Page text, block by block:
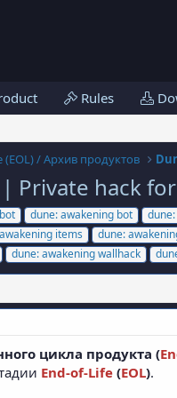
Rules
(EOL) / Архив продуктов
Private hack
dune: awakening bot
items dune:
dune: awakening wallhack
цикла продукта (
End-of-Life (EOL).